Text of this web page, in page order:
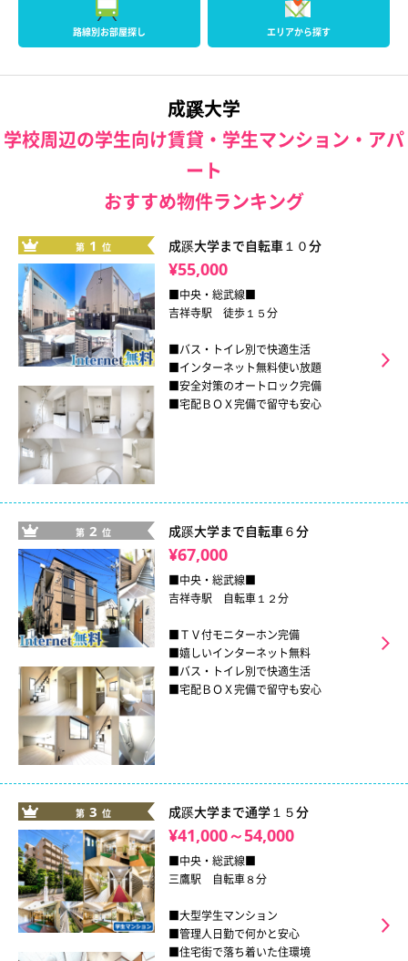
路線別お部屋探し エリアから探す
成蹊大学
学校周辺の学生向け賃貸・学生マンション・アパ
ート
おすすめ物件ランキング
第 1 位 成蹊大学まで自転車１０分
¥55,000
■中央・総武線■
吉祥寺駅 徒歩１５分
■バス・トイレ別で快適生活
■インターネット無料使い放題
■安全対策のオートロック完備
■宅配ＢＯＸ完備で留守も安心
第 2 位 成蹊大学まで自転車６分
¥67,000
■中央・総武線■
吉祥寺駅 自転車１２分
■ＴＶ付モニターホン完備
■嬉しいインターネット無料
■バス・トイレ別で快適生活
■宅配ＢＯＸ完備で留守も安心
第 3 位 成蹊大学まで通学１５分
¥41,000～54,000
■中央・総武線■
三鷹駅 自転車８分
■大型学生マンション
■管理人日勤で何かと安心
■住宅街で落ち着いた住環境